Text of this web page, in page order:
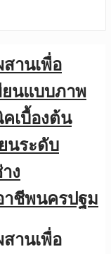
านเพื่อ
นแบบภาพ
เบื้องต้น
นระดับ
ง
าชีพนครปฐม
านเพื่อ